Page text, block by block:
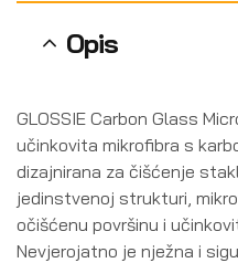
Opis
GLOSSIE Carbon Glass
učinkovita mikrofibra s
dizajnirana za čišćenje
jedinstvenoj strukturi,
očišćenu površinu i
Nevjerojatno je nježna i